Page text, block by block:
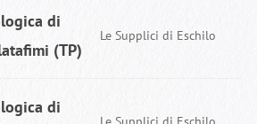
di
(TP)
Le Supplici di Eschilo
di